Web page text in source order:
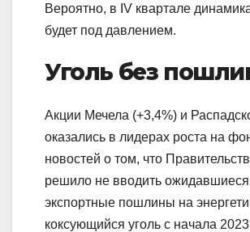
Вероятно, в IV квартале
будет под давлением.
Уголь без
Акции Мечела (+3,4%) и
оказались в лидерах роста на
новостей о том, что
решило не вводить
экспортные пошлины на
коксующийся уголь с начала 2023